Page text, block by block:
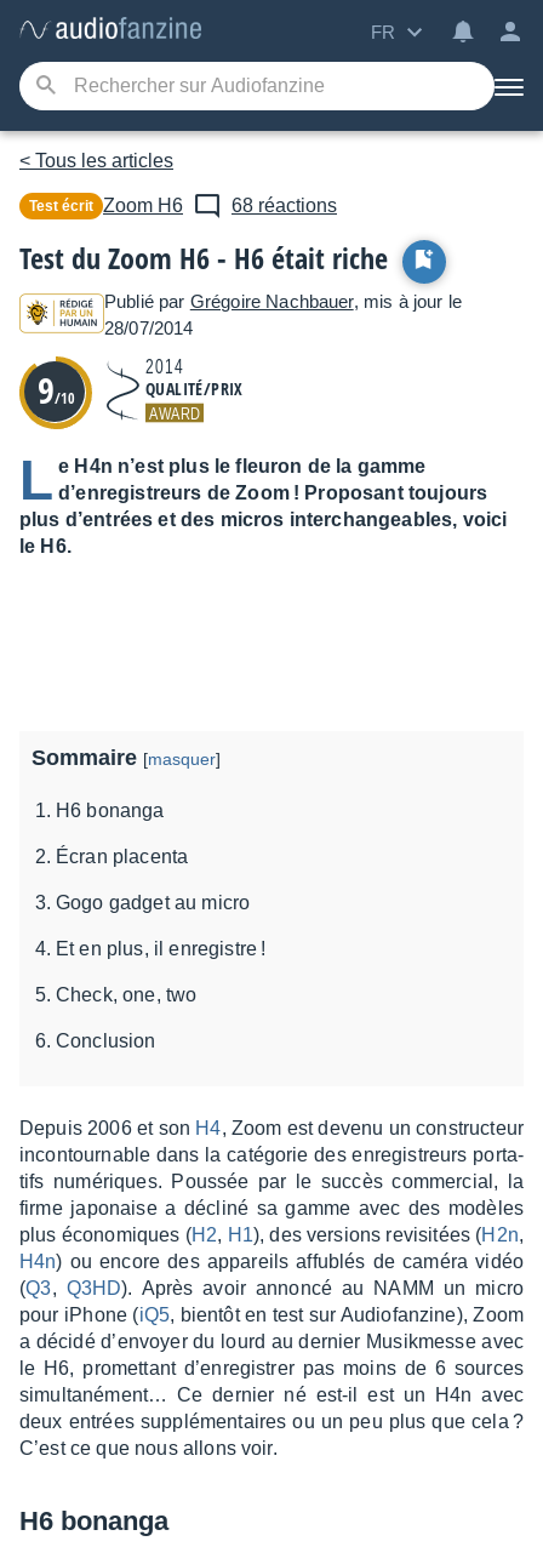
FR
< Tous les articles
Test écrit Zoom H6 68 réactions
Test du Zoom H6 - H6 était riche
Publié par Grégoire Nachbauer, mis à jour le
28/07/2014
9/10
2014
QUALITÉ/PRIX
AWARD
L e H4n n’est plus le fleuron de la gamme
d’enregistreurs de Zoom ! Proposant toujours
plus d’entrées et des micros interchangeables, voici
le H6.
Sommaire [masquer]
H6 bonanga
Écran placenta
Gogo gadget au micro
Et en plus, il enregistre !
Check, one, two
Conclusion
Depuis 2006 et son H4, Zoom est devenu un construc­teur
incon­tour­nable dans la caté­go­rie des enre­gis­treurs porta­
tifs numé­riques. Pous­sée par le succès commer­cial, la
firme japo­naise a décliné sa gamme avec des modèles
plus écono­miques (H2, H1), des versions revi­si­tées (H2n,
H4n) ou encore des appa­reils affu­blés de caméra vidéo
(Q3, Q3HD). Après avoir annoncé au NAMM un micro
pour iPhone (iQ5, bien­tôt en test sur Audio­fan­zine), Zoom
a décidé d’en­voyer du lourd au dernier Musik­messe avec
le H6, promet­tant d’en­re­gis­trer pas moins de 6 sources
simul­ta­né­ment… Ce dernier né est-il est un H4n avec
deux entrées supplé­men­taires ou un peu plus que cela ?
C’est ce que nous allons voir.
H6 bonanga